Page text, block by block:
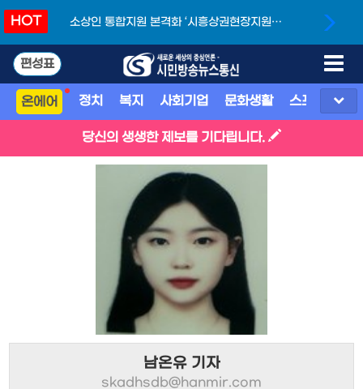
HOT
소상인 통합지원 본격화 ‘시흥상권현장지원단’
편성표
온에어 정치 복지 사회기업 문화생활 스포츠 지
당신의 생생한 제보를 기다립니다.
남온유 기자
skadhsdb@hanmir.com